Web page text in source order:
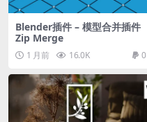
Blender插件 – 模型合并插件
Zip Merge
1 月前 16.0K 0